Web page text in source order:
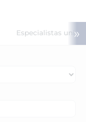
Especialistas »